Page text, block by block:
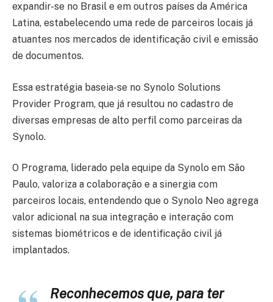
expandir-se no Brasil e em outros países da América
Latina, estabelecendo uma rede de parceiros locais já
atuantes nos mercados de identificação civil e emissão
de documentos.
Essa estratégia baseia-se no Synolo Solutions
Provider Program, que já resultou no cadastro de
diversas empresas de alto perfil como parceiras da
Synolo.
O Programa, liderado pela equipe da Synolo em São
Paulo, valoriza a colaboração e a sinergia com
parceiros locais, entendendo que o Synolo Neo agrega
valor adicional na sua integração e interação com
sistemas biométricos e de identificação civil já
implantados.
Reconhecemos que, para ter